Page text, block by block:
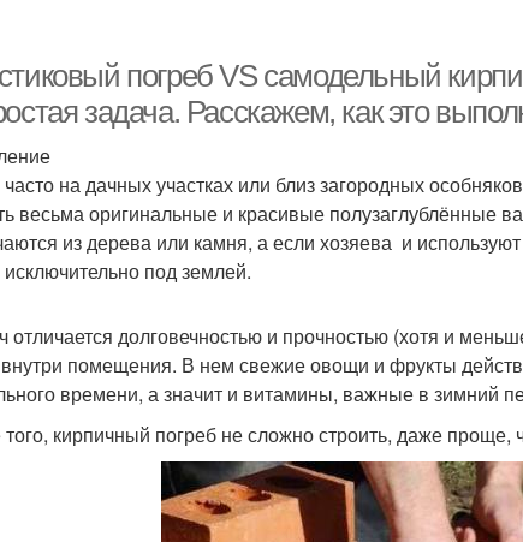
погреба
погреб VS самодельный
задача. Расскажем, как это
на дачных участках или близ загородных
весьма оригинальные и красивые полузаглублённые
из дерева или камня, а если хозяева и
исключительно под землей.
отличается долговечностью и прочностью (хотя и
помещения. В нем свежие овощи и фрукты
времени, а значит и витамины, важные в зимний
кирпичный погреб не сложно строить, даже проще,